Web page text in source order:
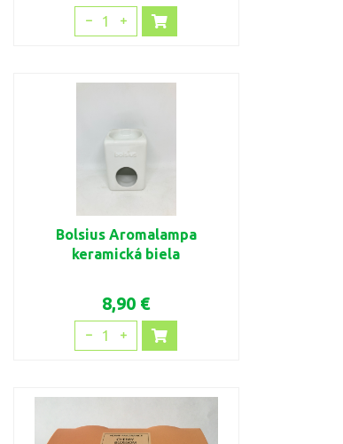
1
Bolsius Aromalampa
keramická biela
8,90 €
1